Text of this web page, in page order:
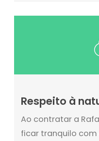
Respeito à
Ao contratar a
ficar tranquilo